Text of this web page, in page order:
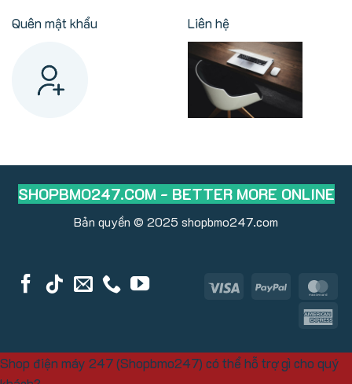
Quên mật khẩu
Liên hệ
SHOPBMO247.COM - BETTER MORE ONLINE
Bản quyền © 2025 shopbmo247.com
Visa PayPal
Shop điện máy 247 (Shopbmo247) có thể hỗ trợ gì cho quý